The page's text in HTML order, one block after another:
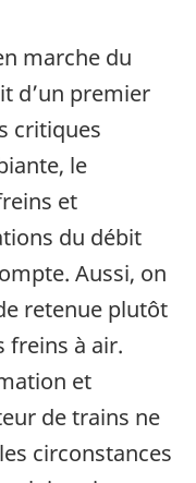
marche du
d’un premier
critiques
le
et
du débit
Aussi, on
retenue plutôt
freins à air.
et
de trains ne
circonstances